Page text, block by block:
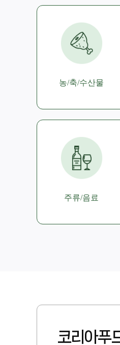
농/축/수산물
주류/음료
코리아푸